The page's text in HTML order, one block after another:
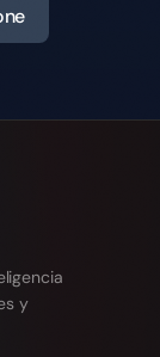
y